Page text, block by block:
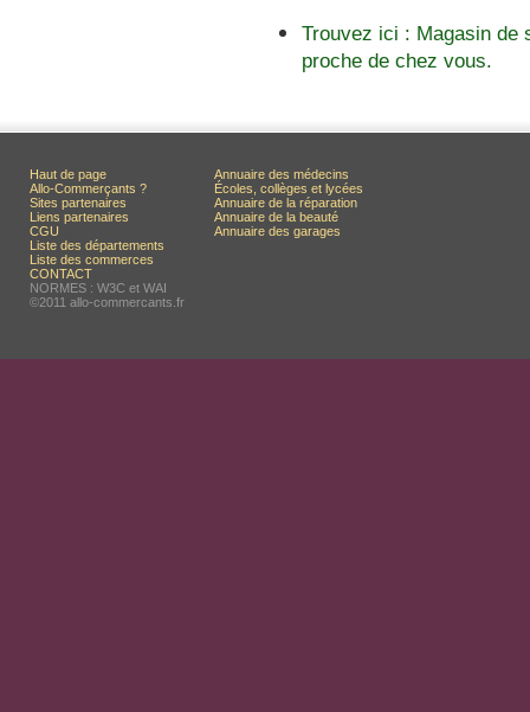
Trouvez ici : Magasin de
proche de chez vous.
Haut de page
Allo-Commerçants ?
Sites partenaires
Liens partenaires
CGU
Liste des départements
Liste des commerces
CONTACT
NORMES : W3C et WAI
©2011 allo-commercants.fr
Annuaire des médecins
Écoles, collèges et lycées
Annuaire de la réparation
Annuaire de la beauté
Annuaire des garages